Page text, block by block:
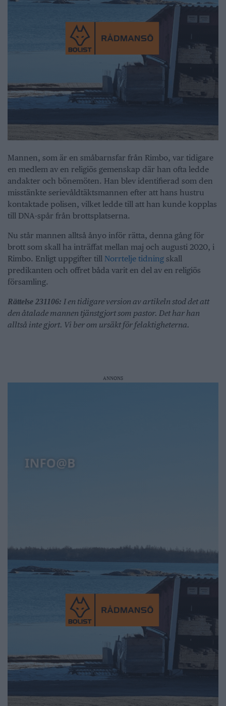
Mannen, som är en småbarnsfar från Rimbo, var tidigare
en medlem av en religiös gemenskap där han ofta ledde
andakter och bönemöten. Han blev identifierad som den
misstänkte serievåldtäktsmannen efter att hans hustru
kontaktade polisen, vilket ledde till att han kunde kopplas
till DNA-spår från brottsplatserna.
Nu står mannen alltså ånyo inför rätta, denna gång för
brott som skall ha inträffat mellan maj och augusti 2020, i
Rimbo. Enligt uppgifter till Norrtelje tidning skall
predikanten och offret båda varit en del av en religiös
församling.
Rättelse 231106: I en tidigare version av artikeln stod det att
den åtalade mannen tjänstgjort som pastor. Det har han
alltså inte gjort. Vi ber om ursäkt för felaktigheterna.
ANNONS